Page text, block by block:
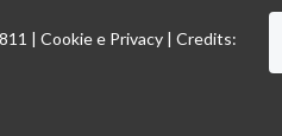
|Cookiee Privacy | Credits: